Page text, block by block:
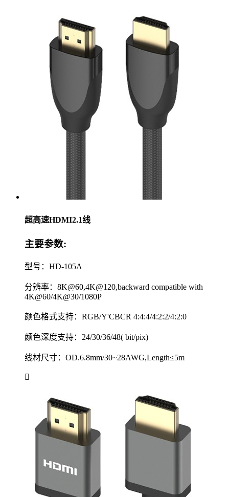
超高速HDMI2.1线
主要参数:
型号：HD-105A
分辨率：8K@60,4K@120,backward compatible with
4K@60/4K@30/1080P
颜色格式支持：RGB/Y'CBCR 4:4:4/4:2:2/4:2:0
颜色深度支持：24/30/36/48( bit/pix)
线材尺寸：OD.6.8mm/30~28AWG,Length≤5m